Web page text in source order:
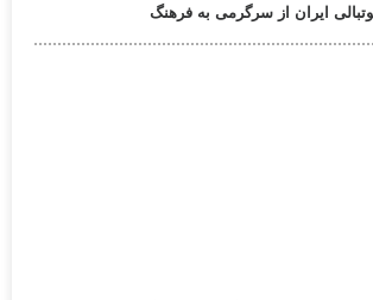
ایران از سرگرمی به فرهنگ